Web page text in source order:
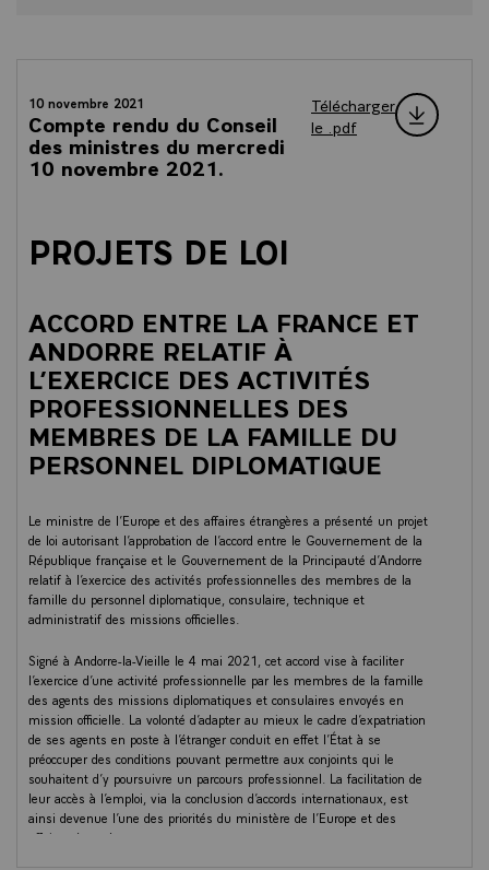
10 novembre 2021
Compte rendu du Conseil
des ministres du mercredi
10 novembre 2021.
Télécharger
le .pdf
PROJETS DE LOI
ACCORD ENTRE LA FRANCE ET
ANDORRE RELATIF À
L’EXERCICE DES ACTIVITÉS
PROFESSIONNELLES DES
MEMBRES DE LA FAMILLE DU
PERSONNEL DIPLOMATIQUE
Le ministre de l’Europe et des affaires étrangères a présenté un projet
de loi autorisant l’approbation de l’accord entre le Gouvernement de la
République française et le Gouvernement de la Principauté d’Andorre
relatif à l’exercice des activités professionnelles des membres de la
famille du personnel diplomatique, consulaire, technique et
administratif des missions officielles.
Signé à Andorre-la-Vieille le 4 mai 2021, cet accord vise à faciliter
l’exercice d’une activité professionnelle par les membres de la famille
des agents des missions diplomatiques et consulaires envoyés en
mission officielle. La volonté d’adapter au mieux le cadre d’expatriation
de ses agents en poste à l’étranger conduit en effet l’État à se
préoccuper des conditions pouvant permettre aux conjoints qui le
souhaitent d’y poursuivre un parcours professionnel. La facilitation de
leur accès à l’emploi, via la conclusion d’accords internationaux, est
ainsi devenue l’une des priorités du ministère de l’Europe et des
affaires étrangères.